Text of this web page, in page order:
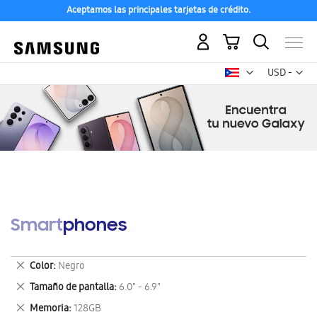
Aceptamos las principales tarjetas de crédito.
USD -
dólar
Mi carrito
Smartphones
Color Negro
Eliminar
este
artículo
Tamaño de pantalla 6.0" - 6.9"
Eliminar
este
Memoria 128GB
Eliminar